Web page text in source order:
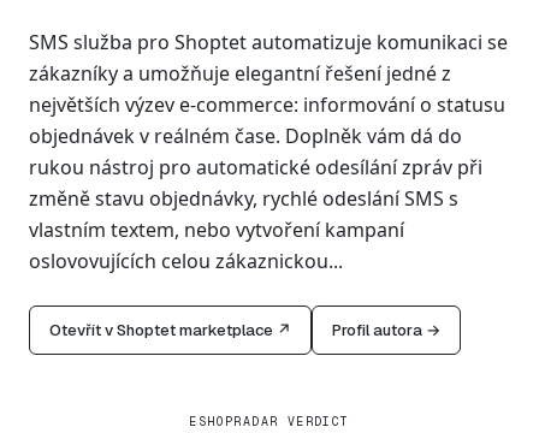
SMS služba pro Shoptet automatizuje komunikaci se
zákazníky a umožňuje elegantní řešení jedné z
největších výzev e-commerce: informování o statusu
objednávek v reálném čase. Doplněk vám dá do
rukou nástroj pro automatické odesílání zpráv při
změně stavu objednávky, rychlé odeslání SMS s
vlastním textem, nebo vytvoření kampaní
oslovovujících celou zákaznickou...
Otevřít v Shoptet marketplace ↗ Profil autora →
ESHOPRADAR VERDICT